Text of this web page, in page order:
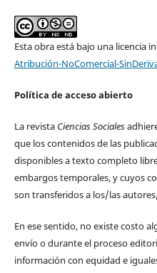
Esta obra está bajo una licencia
Atribución-NoComercial-
Política de acceso abierto
La revista Ciencias Sociales
que los contenidos de las
disponibles a texto completo
embargos temporales, y cuyos
son transferidos a los/las
En ese sentido, no existe costo
envío o durante el proceso
información con equidad e